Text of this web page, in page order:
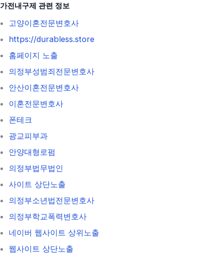
가전내구제 관련 정보
고양이혼전문변호사
https://durabless.store
홈페이지 노출
의정부성범죄전문변호사
안산이혼전문변호사
이혼전문변호사
폰테크
광교피부과
안양대형로펌
의정부법무법인
사이트 상단노출
의정부소년법전문변호사
의정부학교폭력변호사
네이버 웹사이트 상위노출
웹사이트 상단노출